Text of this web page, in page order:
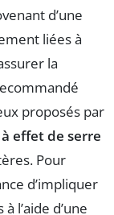
d’une
liées à
la
proposés par
à effet de serre
Pour
d’impliquer
l’aide d’une